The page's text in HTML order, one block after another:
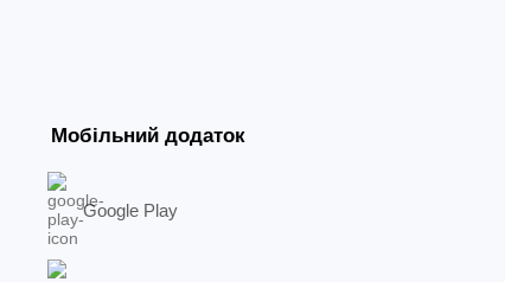
Мобільний додаток
Google Play